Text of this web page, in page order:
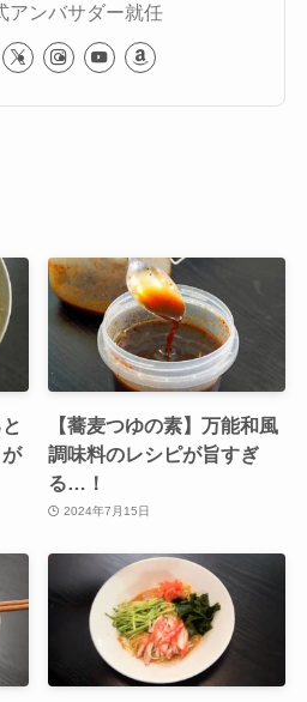
アンバサダー就任
【蕎麦つゆの素】万能和風
調味料のレシピが旨すぎ
る…！
2024年7月15日